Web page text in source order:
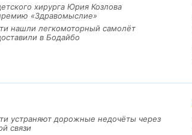
хирурга Юрия Козлова
«Здравомыслие»
нашли легкомоторный самолёт
в Бодайбо
устраняют дорожные недочёты через
связи